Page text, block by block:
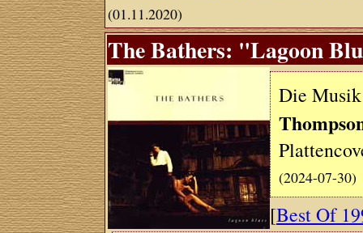
(01.11.2020)
The Bathers: "Lagoon
Die
(2024-07-30)
[Best Of